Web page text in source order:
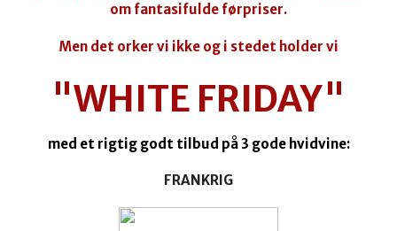
om fantasifulde førpriser.
Men det orker vi ikke og i stedet holder vi
"WHITE FRIDAY"
med et rigtig godt tilbud på 3 gode hvidvine:
FRANKRIG